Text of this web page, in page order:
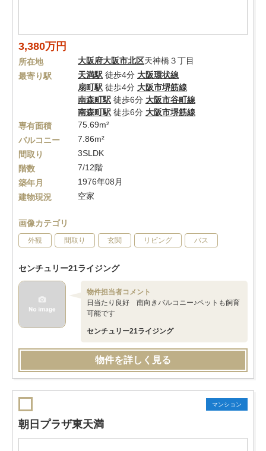
3,380万円
所在地 大阪府大阪市北区天神橋３丁目
最寄り駅
天満駅 徒歩4分 大阪環状線
扇町駅 徒歩4分 大阪市堺筋線
南森町駅 徒歩6分 大阪市谷町線
南森町駅 徒歩6分 大阪市堺筋線
専有面積
75.69m²
バルコニー
7.86m²
間取り
3SLDK
階数
7/12階
築年月
1976年08月
建物現況
空家
画像カテゴリ
外観 間取り 玄関 リビング バス
センチュリー21ライジング
物件担当者コメント
日当たり良好 南向きバルコニー♪ペットも飼育
可能です
センチュリー21ライジング
物件を詳しく見る
マンション
朝日プラザ東天満